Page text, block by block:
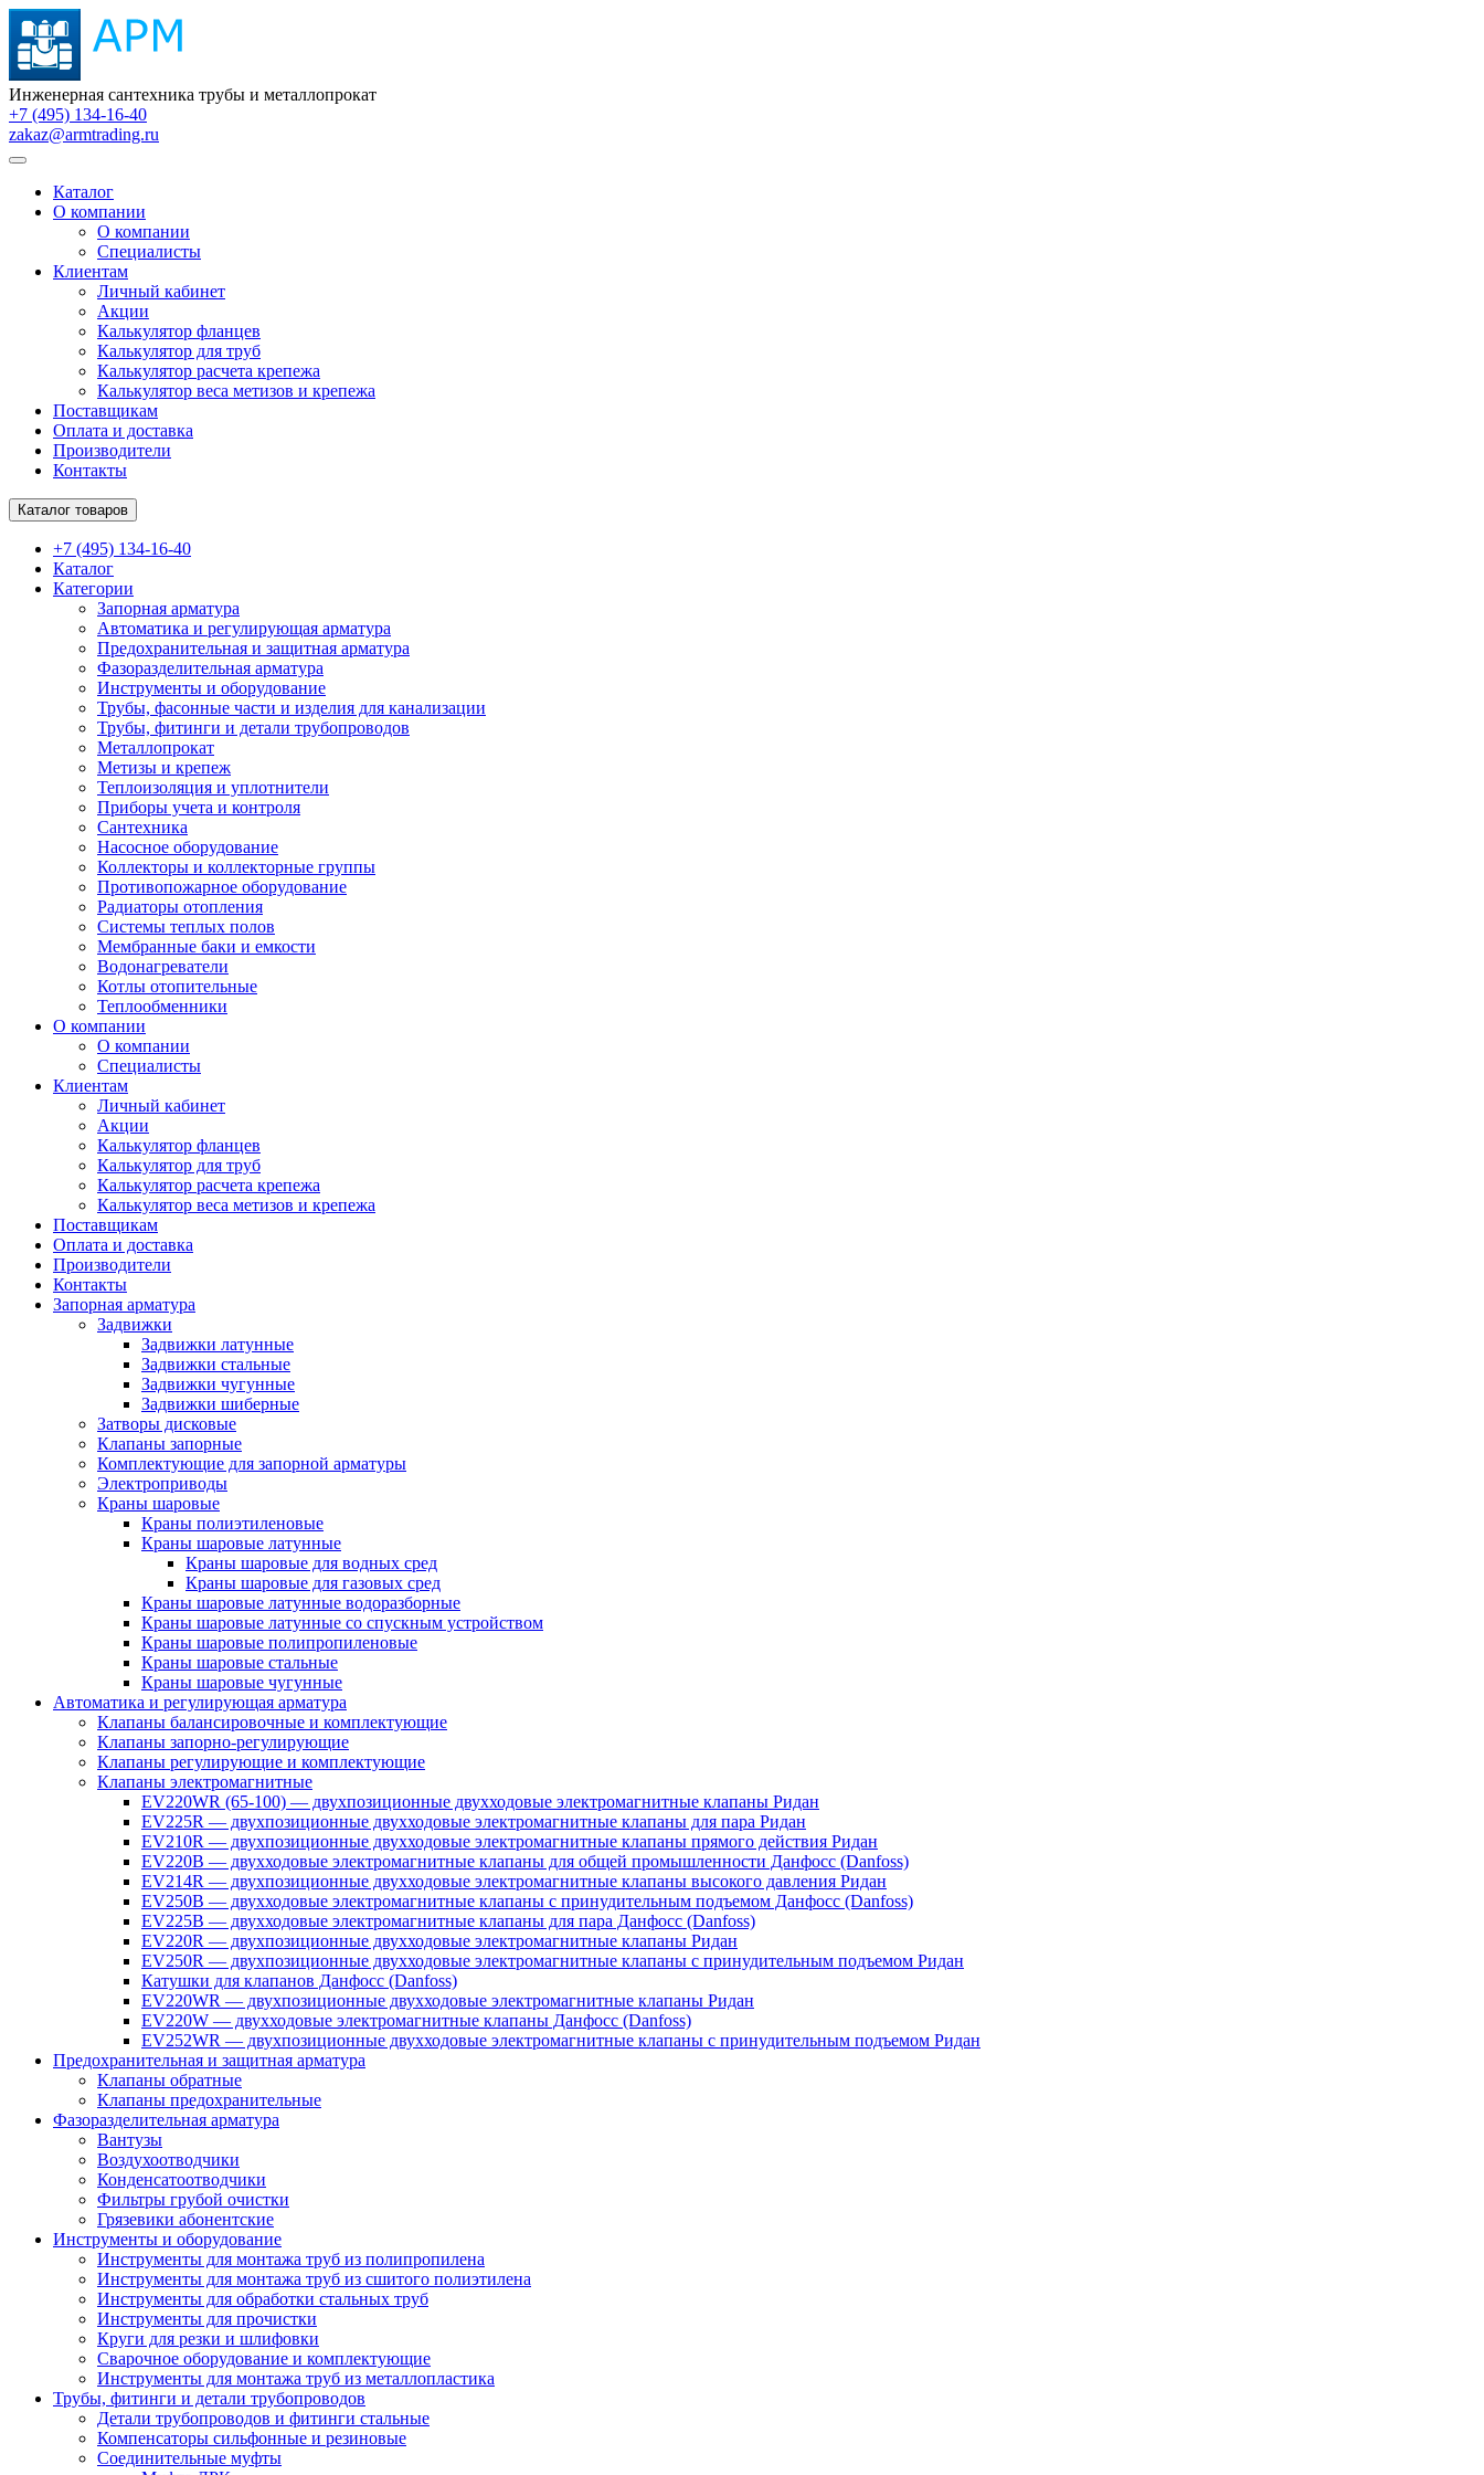
Инженерная сантехника трубы и металлопрокат
+7 (495) 134-16-40
zakaz@armtrading.ru
Каталог
О компании
О компании
Специалисты
Клиентам
Личный кабинет
Акции
Калькулятор фланцев
Калькулятор для труб
Калькулятор расчета крепежа
Калькулятор веса метизов и крепежа
Поставщикам
Оплата и доставка
Производители
Контакты
Каталог товаров
+7 (495) 134-16-40
Каталог
Категории
Запорная арматура
Автоматика и регулирующая арматура
Предохранительная и защитная арматура
Фазоразделительная арматура
Инструменты и оборудование
Трубы, фасонные части и изделия для канализации
Трубы, фитинги и детали трубопроводов
Металлопрокат
Метизы и крепеж
Теплоизоляция и уплотнители
Приборы учета и контроля
Сантехника
Насосное оборудование
Коллекторы и коллекторные группы
Противопожарное оборудование
Радиаторы отопления
Системы теплых полов
Мембранные баки и емкости
Водонагреватели
Котлы отопительные
Теплообменники
О компании
О компании
Специалисты
Клиентам
Личный кабинет
Акции
Калькулятор фланцев
Калькулятор для труб
Калькулятор расчета крепежа
Калькулятор веса метизов и крепежа
Поставщикам
Оплата и доставка
Производители
Контакты
Запорная арматура
Задвижки
Задвижки латунные
Задвижки стальные
Задвижки чугунные
Задвижки шиберные
Затворы дисковые
Клапаны запорные
Комплектующие для запорной арматуры
Электроприводы
Краны шаровые
Краны полиэтиленовые
Краны шаровые латунные
Краны шаровые для водных сред
Краны шаровые для газовых сред
Краны шаровые латунные водоразборные
Краны шаровые латунные со спускным устройством
Краны шаровые полипропиленовые
Краны шаровые стальные
Краны шаровые чугунные
Автоматика и регулирующая арматура
Клапаны балансировочные и комплектующие
Клапаны запорно-регулирующие
Клапаны регулирующие и комплектующие
Клапаны электромагнитные
EV220WR (65-100) — двухпозиционные двухходовые электромагнитные клапаны Ридан
EV225R — двухпозиционные двухходовые электромагнитные клапаны для пара Ридан
EV210R — двухпозиционные двухходовые электромагнитные клапаны прямого действия Ридан
EV220B — двухходовые электромагнитные клапаны для общей промышленности Данфосс (Danfoss)
EV214R — двухпозиционные двухходовые электромагнитные клапаны высокого давления Ридан
EV250B — двухходовые электромагнитные клапаны с принудительным подъемом Данфосс (Danfoss)
EV225B — двухходовые электромагнитные клапаны для пара Данфосс (Danfoss)
EV220R — двухпозиционные двухходовые электромагнитные клапаны Ридан
EV250R — двухпозиционные двухходовые электромагнитные клапаны с принудительным подъемом Ридан
Катушки для клапанов Данфосс (Danfoss)
EV220WR — двухпозиционные двухходовые электромагнитные клапаны Ридан
EV220W — двухходовые электромагнитные клапаны Данфосс (Danfoss)
EV252WR — двухпозиционные двухходовые электромагнитные клапаны с принудительным подъемом Ридан
Предохранительная и защитная арматура
Клапаны обратные
Клапаны предохранительные
Фазоразделительная арматура
Вантузы
Воздухоотводчики
Конденсатоотводчики
Фильтры грубой очистки
Грязевики абонентские
Инструменты и оборудование
Инструменты для монтажа труб из полипропилена
Инструменты для монтажа труб из сшитого полиэтилена
Инструменты для обработки стальных труб
Инструменты для прочистки
Круги для резки и шлифовки
Сварочное оборудование и комплектующие
Инструменты для монтажа труб из металлопластика
Трубы, фитинги и детали трубопроводов
Детали трубопроводов и фитинги стальные
Компенсаторы сильфонные и резиновые
Соединительные муфты